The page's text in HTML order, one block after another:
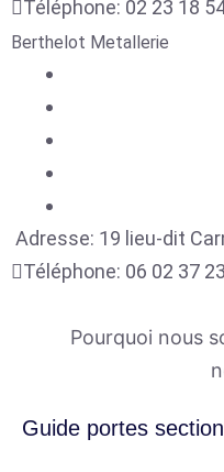
Téléphone: 02 23 18
Berthelot Metallerie
Adresse: 19 lieu-dit
Téléphone: 06 02 37
Pourquoi nous
Guide portes